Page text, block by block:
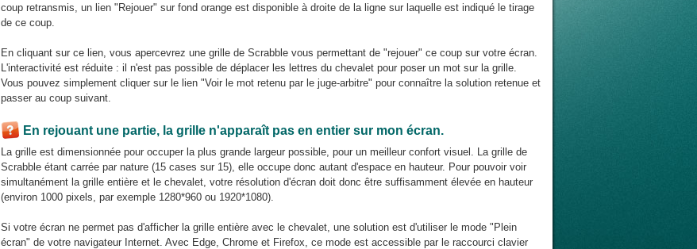
coup retransmis, un lien "Rejouer" sur fond orange est disponible à droite de la ligne sur laquelle est indiqué le tirage
de ce coup.
En cliquant sur ce lien, vous apercevrez une grille de Scrabble vous permettant de "rejouer" ce coup sur votre écran.
L'interactivité est réduite : il n'est pas possible de déplacer les lettres du chevalet pour poser un mot sur la grille.
Vous pouvez simplement cliquer sur le lien "Voir le mot retenu par le juge-arbitre" pour connaître la solution retenue et
passer au coup suivant.
En rejouant une partie, la grille n'apparaît pas en entier sur mon écran.
La grille est dimensionnée pour occuper la plus grande largeur possible, pour un meilleur confort visuel. La grille de
Scrabble étant carrée par nature (15 cases sur 15), elle occupe donc autant d'espace en hauteur. Pour pouvoir voir
simultanément la grille entière et le chevalet, votre résolution d'écran doit donc être suffisamment élevée en hauteur
(environ 1000 pixels, par exemple 1280*960 ou 1920*1080).
Si votre écran ne permet pas d'afficher la grille entière avec le chevalet, une solution est d'utiliser le mode "Plein
écran" de votre navigateur Internet. Avec Edge, Chrome et Firefox, ce mode est accessible par le raccourci clavier